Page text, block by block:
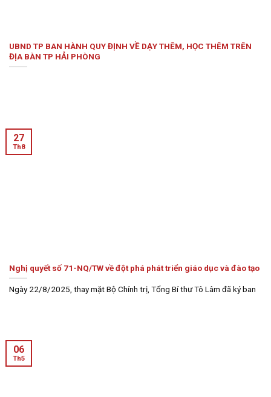
UBND TP BAN HÀNH QUY ĐỊNH VỀ DẠY THÊM, HỌC THÊM TRÊN
ĐỊA BÀN TP HẢI PHÒNG
Nghị quyết số 71-NQ/TW về đột phá phát triển giáo dục và đào tạo
Ngày 22/8/2025, thay mặt Bộ Chính trị, Tổng Bí thư Tô Lâm đã ký ban
27
Th8
06
Th5